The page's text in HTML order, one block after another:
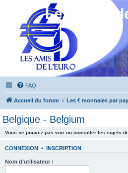
Les Amis
FAQ
Accueil du forum Les € monnaies par
Belgique - Belgium
Vous ne pouvez pas voir ou consulter les sujets
CONNEXION • INSCRIPTION
Nom d’utilisateur :